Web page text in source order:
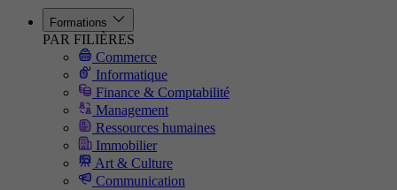
Formations
PAR FILIÈRES
Commerce
Informatique
Finance & Comptabilité
Management
Ressources humaines
Immobilier
Art & Culture
Communication